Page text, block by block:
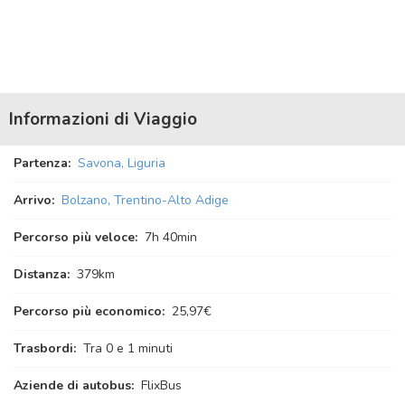
Informazioni di Viaggio
Partenza: Savona, Liguria
Arrivo: Bolzano, Trentino-Alto Adige
Percorso più veloce: 7h 40min
Distanza: 379km
Percorso più economico: 25,97€
Trasbordi: Tra 0 e 1 minuti
Aziende di autobus: FlixBus